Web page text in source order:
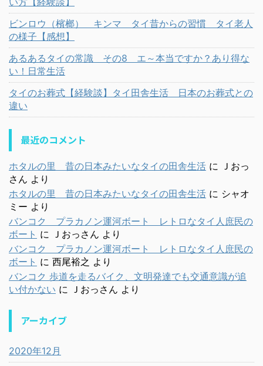
ビンロウ（檳榔） キンマ タイ昔からの習慣 タイ老人
の様子【感想】
あるあるタイの常識 その8 エ～本当ですか？あり得な
い！日常生活
タイのお葬式【経験談】タイ田舎生活 日本のお葬式との
違い
最近のコメント
ホタルの里 昔の日本みたいなタイの田舎生活 に Ｊおっ
さん より
ホタルの里 昔の日本みたいなタイの田舎生活 に シャオ
ミー より
バンコク プラカノン運河ボート レトロなタイ人庶民の
ボート に Ｊおっさん より
バンコク プラカノン運河ボート レトロなタイ人庶民の
ボート に 西尾裕之 より
バンコク 歩道を走るバイク、文明発達でも交通意識が追
い付かない に Ｊおっさん より
アーカイブ
2020年12月